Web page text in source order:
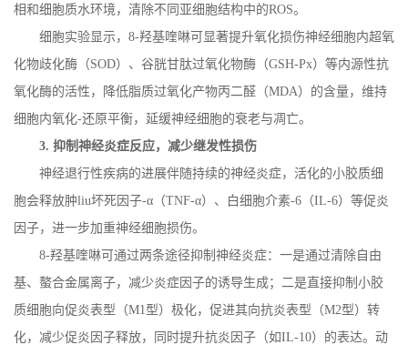
相和细胞质水环境，清除不同亚细胞结构中的ROS。
细胞实验显示， 8-羟基喹啉可显著提升氧化损伤神经细胞内超氧
化物歧化酶（SOD）、谷胱甘肽过氧化物酶（GSH-Px）等内源性抗
氧化酶的活性，降低脂质过氧化产物丙二醛（MDA）的含量，维持
细胞内氧化-还原平衡，延缓神经细胞的衰老与凋亡。
3.抑制神经炎症反应，减少继发性损伤
神经退行性疾病的进展伴随持续的神经炎症，活化的小胶质细
胞会释放肿liu坏死因子-α（TNF-α）、白细胞介素-6 （IL-6）等促炎
因子，进一步加重神经细胞损伤。
8-羟基喹啉可通过两条途径抑制神经炎症：一是通过清除自由
基、螯合金属离子，减少炎症因子的诱导生成；二是直接抑制小胶
质细胞向促炎表型（M1 型）极化，促进其向抗炎表型（M2型）转
化，减少促炎因子释放，同时提升抗炎因子（如IL-10）的表达。动